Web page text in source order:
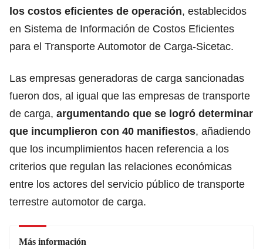
los costos eficientes de operación, establecidos
en Sistema de Información de Costos Eficientes
para el Transporte Automotor de Carga-Sicetac.
Las empresas generadoras de carga sancionadas
fueron dos, al igual que las empresas de transporte
de carga, argumentando que se logró determinar
que incumplieron con 40 manifiestos, añadiendo
que los incumplimientos hacen referencia a los
criterios que regulan las relaciones económicas
entre los actores del servicio público de transporte
terrestre automotor de carga.
Más información